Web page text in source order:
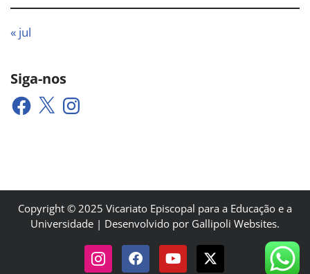
« jul
Siga-nos
Copyright © 2025 Vicariato Episcopal para a Educação e a
Universidade | Desenvolvido por Gallipoli Websites.